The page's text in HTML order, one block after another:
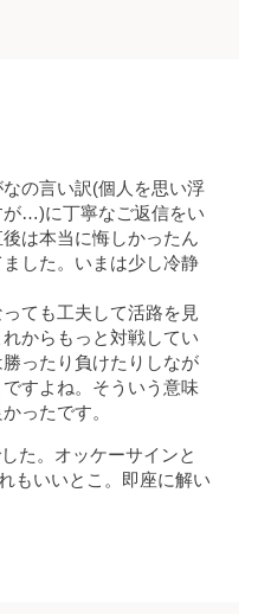
の言い訳(個人を思い浮
…)に丁寧なご返信をい
は本当に悔しかったん
した。いまは少し冷静
ても工夫して活路を見
からもっと対戦してい
ったり負けたりしなが
すよね。そういう意味
ったです。
た。オッケーサインと
もいいとこ。即座に解い